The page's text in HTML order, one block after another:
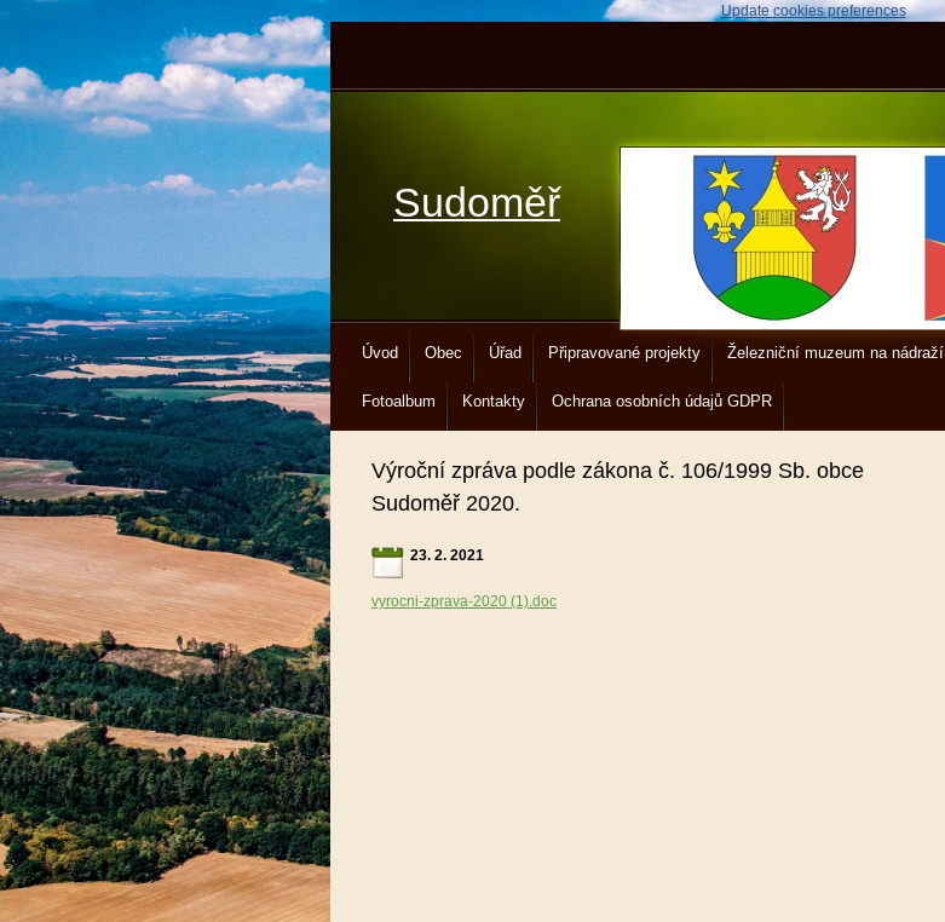
Update cookies preferences
Sudoměř
Úvod Obec Úřad Připravované projekty Železniční muzeum na nádraží
Fotoalbum Kontakty Ochrana osobních údajů GDPR
Výroční zpráva podle zákona č. 106/1999 Sb. obce
Sudoměř 2020.
23. 2. 2021
vyrocni-zprava-2020 (1).doc